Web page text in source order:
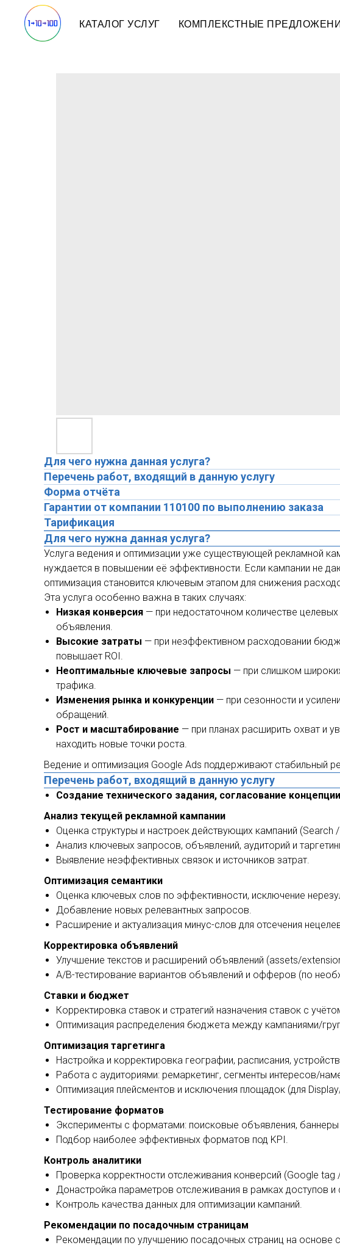
КАТАЛОГ УСЛУГ КОМПЛЕКСТНЫЕ
Для чего нужна данная услуга?
Перечень работ, входящий в данную услугу
Форма отчёта
Гарантии от компании 110100 по выполнению заказа
Тарификация
Для чего нужна данная услуга?
Услуга ведения и оптимизации уже существующей рекламной
нуждается в повышении её эффективности. Если кампании не
оптимизация становится ключевым этапом для снижения
Эта услуга особенно важна в таких случаях:
Низкая конверсия — при недостаточном количестве целевых
объявления.
Высокие затраты — при неэффективном расходовании
повышает ROI.
Неоптимальные ключевые запросы — при слишком
трафика.
Изменения рынка и конкуренции — при сезонности и
обращений.
Рост и масштабирование — при планах расширить охват и
находить новые точки роста.
Ведение и оптимизация Google Ads поддерживают стабильный
Перечень работ, входящий в данную услугу
Создание технического задания, согласование
Анализ текущей рекламной кампании
Оценка структуры и настроек действующих кампаний (Search
Анализ ключевых запросов, объявлений, аудиторий и
Выявление неэффективных связок и источников затрат.
Оптимизация семантики
Оценка ключевых слов по эффективности, исключение
Добавление новых релевантных запросов.
Расширение и актуализация минус-слов для отсечения
Корректировка объявлений
Улучшение текстов и расширений объявлений (assets/
A/B-тестирование вариантов объявлений и офферов (по
Ставки и бюджет
Корректировка ставок и стратегий назначения ставок с
Оптимизация распределения бюджета между кампаниями/
Оптимизация таргетинга
Настройка и корректировка географии, расписания,
Работа с аудиториями: ремаркетинг, сегменты интересов/
Оптимизация плейсментов и исключения площадок (для
Тестирование форматов
Эксперименты с форматами: поисковые объявления, баннеры
Подбор наиболее эффективных форматов под KPI.
Контроль аналитики
Проверка корректности отслеживания конверсий (Google
Донастройка параметров отслеживания в рамках доступов
Контроль качества данных для оптимизации кампаний.
Рекомендации по посадочным страницам
Рекомендации по улучшению посадочных страниц на основе